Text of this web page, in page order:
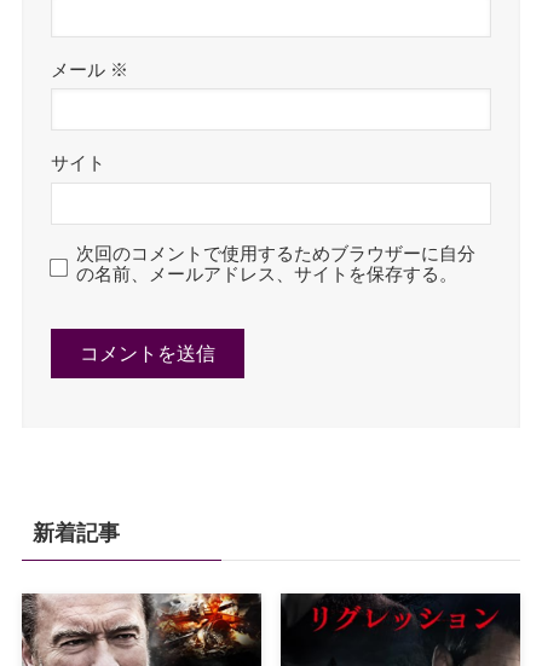
メール ※
サイト
次回のコメントで使用するためブラウザーに自分
の名前、メールアドレス、サイトを保存する。
新着記事